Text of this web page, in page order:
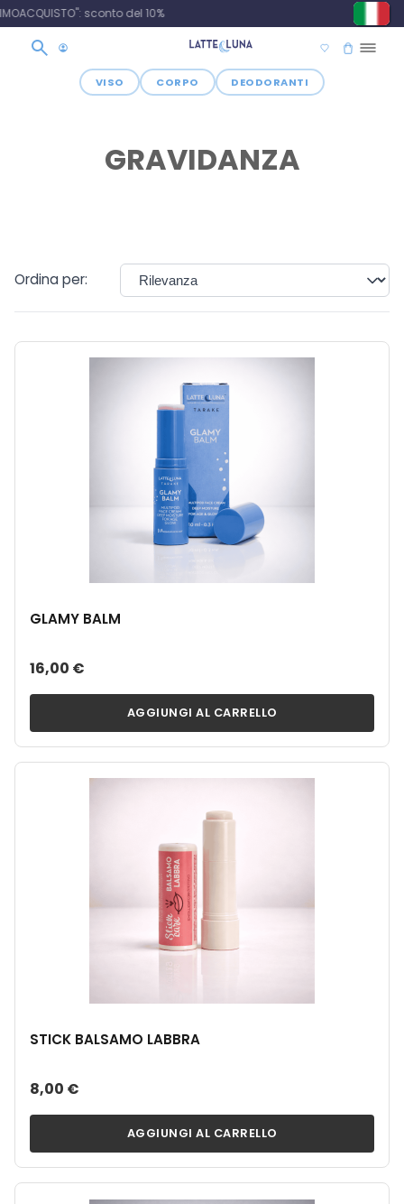
VISO CORPO DEODORANTI
GRAVIDANZA
Ordina per:
GLAMY BALM
16,00 €
AGGIUNGI AL CARRELLO
STICK BALSAMO LABBRA
8,00 €
AGGIUNGI AL CARRELLO